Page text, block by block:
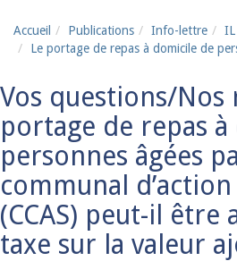
Accueil Publications Info-lettre
Le portage de repas à domicile de
Vos questions/Nos
portage de repas
personnes âgées
communal
(CCAS) peut-il être
taxe sur la valeur